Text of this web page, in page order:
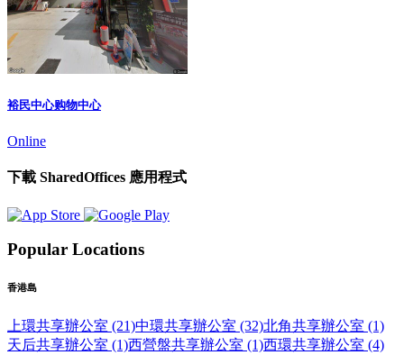
裕民中心购物中心
Online
下載 SharedOffices 應用程式
Popular Locations
香港島
上環共享辦公室 (21)中環共享辦公室 (32)北角共享辦公室 (1)
天后共享辦公室 (1)西營盤共享辦公室 (1)西環共享辦公室 (4)